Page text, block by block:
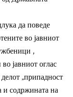
да поведе
во јавниот
,
јавниот оглас
„припадност
и содржината на